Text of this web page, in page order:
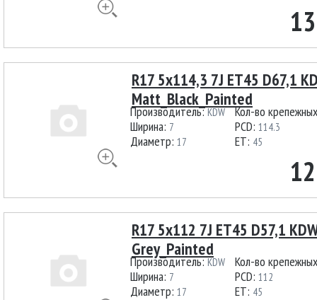
R17 5x114,3 7J ET45 D67,1
Matt_Black_Painted
Производитель:KDW
Ширина: 7
Диаметр: 17
Кол-во
PCD: 114.3
ET: 45
R17 5x112 7J ET45 D57,1
Grey_Painted
Производитель:KDW
Ширина: 7
Диаметр: 17
Кол-во
PCD: 112
ET: 45